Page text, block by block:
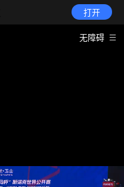
打开
无障碍